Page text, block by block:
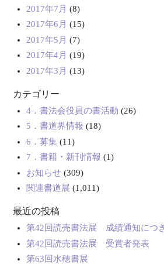
2017年7月 (8)
2017年6月 (15)
2017年5月 (7)
2017年4月 (19)
2017年3月 (13)
カテゴリー
4．書法会役員の書活動 (26)
5．書道界情報 (18)
6．募集(11)
7．書籍・新刊情報 (1)
お知らせ(309)
関連書道展 (1,011)
最近の投稿
第42回読売書法展 成績通知につ
第42回読売書法展 受賞者発表
第63回水穂書展